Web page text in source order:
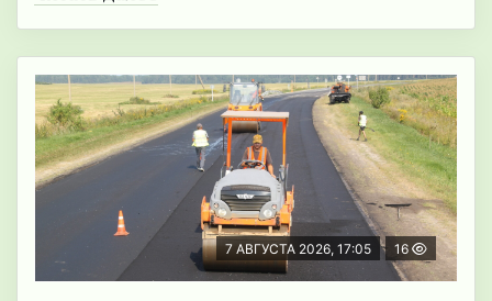
7 АВГУСТА 2026, 17:05 16